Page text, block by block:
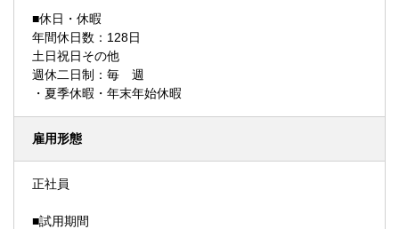
■休日・休暇
年間休日数：128日
土日祝日その他
週休二日制：毎 週
・夏季休暇・年末年始休暇
雇用形態
正社員
■試用期間